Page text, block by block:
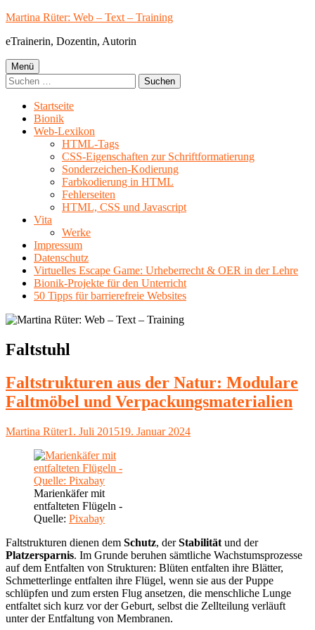
Springe
Inhalt
Martina Rüter: Web – Text – Training
eTrainerin, Dozentin, Autorin
Primäres
Menü
Menü
Suchen
nach:
Startseite
Bionik
Web-Lexikon
HTML-Tags
CSS-Eigenschaften zur Schriftformatierung
Sonderzeichen-Kodierung
Farbkodierung in HTML
Fehlerseiten
HTML, CSS und Javascript
Vita
Werke
Impressum
Datenschutz
Virtuelles Escape Game: Urheberrecht & OER in der Lehre
Bionik-Projekte für den Unterricht
50 Tipps für barrierefreie Websites
Schlagwort:
Faltstuhl
Faltstrukturen aus der Natur: Modulare
Faltmöbel und Verpackungsmaterialien
Autor
Martina RüterVeröffentlicht
1. Juli 201519. Januar 2024
Marienkäfer mit
entfalteten Flügeln -
Quelle: Pixabay
Faltstrukturen dienen dem Schutz, derStabilität und der
Platzersparnis. Im Grunde beruhen sämtliche Wachstumsprozesse
auf dem Entfalten von Strukturen: Blüten entfalten ihre Blätter,
Schmetterlinge entfalten ihre Flügel, wenn sie aus der Puppe
schlüpfen und zum ersten Flug ansetzen, die menschliche Lunge
entfaltet sich kurz vor der Geburt, selbst die Zellteilung verläuft
unter der Entfaltung von Membranen.